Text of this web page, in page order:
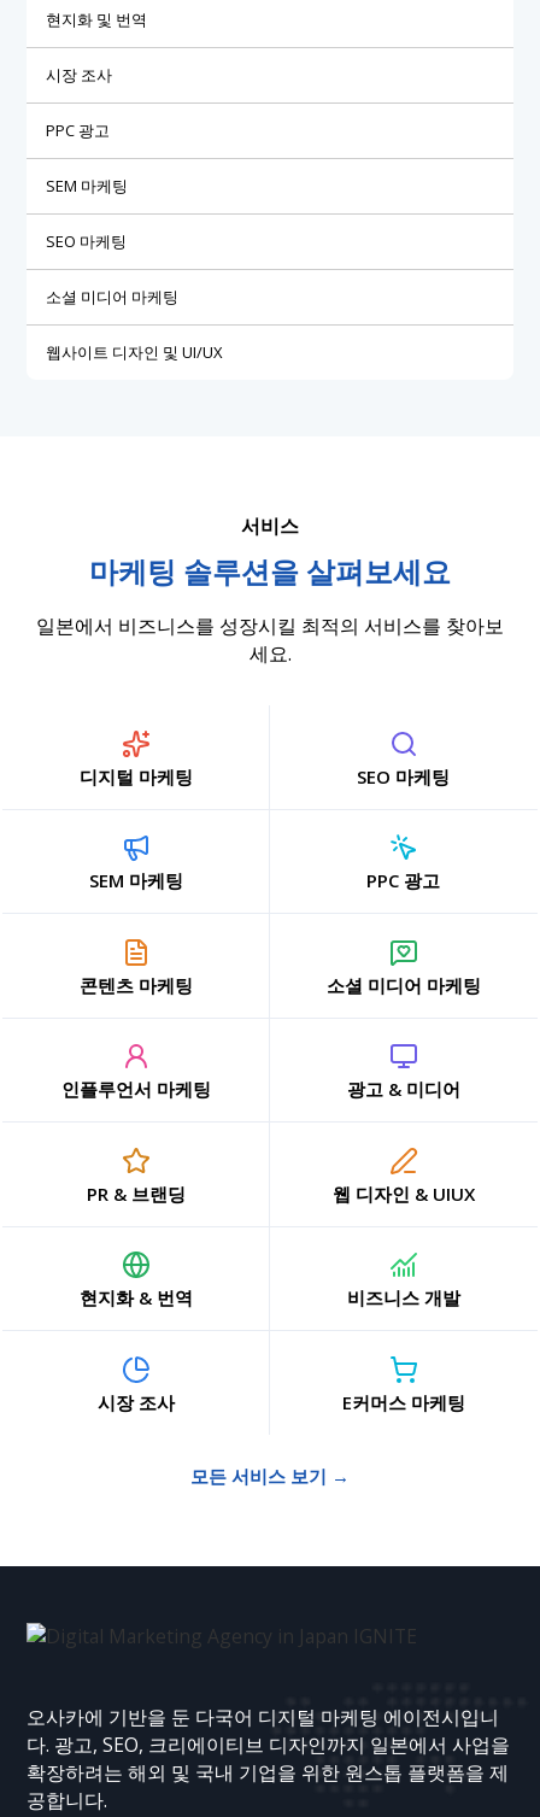
현지화 및 번역
시장 조사
PPC 광고
SEM 마케팅
SEO 마케팅
소셜 미디어 마케팅
웹사이트 디자인 및 UI/UX
서비스
마케팅 솔루션을 살펴보세요
일본에서 비즈니스를 성장시킬 최적의 서비스를 찾아보
세요.
디지털 마케팅 SEO 마케팅
SEM 마케팅 PPC 광고
콘텐츠 마케팅 소셜 미디어 마케팅
인플루언서 마케팅 광고 & 미디어
PR & 브랜딩 웹 디자인 & UIUX
현지화 & 번역 비즈니스 개발
시장 조사 E커머스 마케팅
모든 서비스 보기 →
오사카에 기반을 둔 다국어 디지털 마케팅 에이전시입니
다. 광고, SEO, 크리에이티브 디자인까지 일본에서 사업을
확장하려는 해외 및 국내 기업을 위한 원스톱 플랫폼을 제
공합니다.